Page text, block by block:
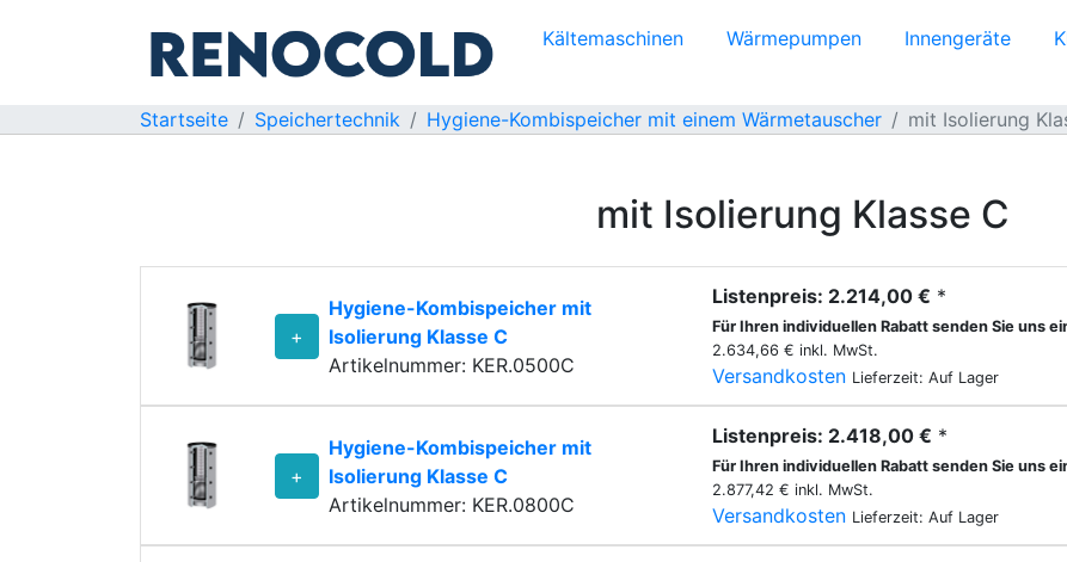
Kältemaschinen Wärmepumpen Innengeräte
Startseite Speichertechnik Hygiene-Kombispeicher mit einem Wärmetauscher mit Isolierung
mit Isolierung Klasse C
+
Hygiene-Kombispeicher mit
Isolierung Klasse C
Artikelnummer: KER.0500C
Listenpreis: 2.214,00 € *
Für Ihren individuellen Rabatt senden Sie uns
2.634,66 € inkl. MwSt.
Versandkosten Lieferzeit: Auf Lager
+
Hygiene-Kombispeicher mit
Isolierung Klasse C
Artikelnummer: KER.0800C
Listenpreis: 2.418,00 € *
Für Ihren individuellen Rabatt senden Sie uns
2.877,42 € inkl. MwSt.
Versandkosten Lieferzeit: Auf Lager